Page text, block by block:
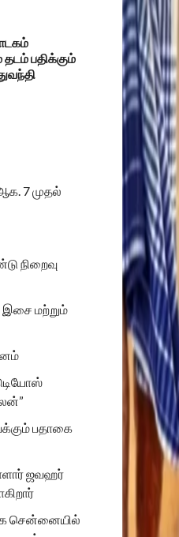
பதிக்கும்
7 முதல்
நிறைவு
இசை மற்றும்
பதாகை
ஜவஹர்
சென்னையில்